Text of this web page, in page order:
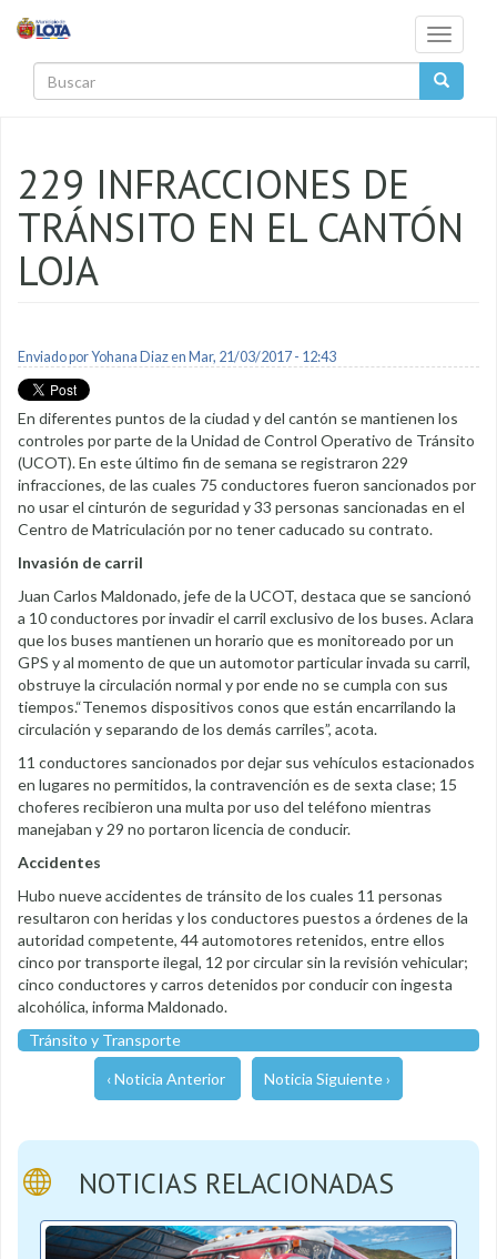
Toggle
229 INFRACCIONES DE
TRÁNSITO EN EL CANTÓN
LOJA
Enviado porYohana Diazen Mar, 21/03/2017 - 12:43
En diferentes puntos de la ciudad y del cantón se mantienen los
controles por parte de la Unidad de Control Operativo de Tránsito
(UCOT). En este último fin de semana se registraron 229
infracciones, de las cuales 75 conductores fueron sancionados por
no usar el cinturón de seguridad y 33 personas sancionadas en el
Centro de Matriculación por no tener caducado su contrato.
Invasión de carril
Juan Carlos Maldonado, jefe de la UCOT, destaca que se sancionó
a 10 conductores por invadir el carril exclusivo de los buses. Aclara
que los buses mantienen un horario que es monitoreado por un
GPS y al momento de que un automotor particular invada su carril,
obstruye la circulación normal y por ende no se cumpla con sus
tiempos.“Tenemos dispositivos conos que están encarrilando la
circulación y separando de los demás carriles”, acota.
11 conductores sancionados por dejar sus vehículos estacionados
en lugares no permitidos, la contravención es de sexta clase; 15
choferes recibieron una multa por uso del teléfono mientras
manejaban y 29 no portaron licencia de conducir.
Accidentes
Hubo nueve accidentes de tránsito de los cuales 11 personas
resultaron con heridas y los conductores puestos a órdenes de la
autoridad competente, 44 automotores retenidos, entre ellos
cinco por transporte ilegal, 12 por circular sin la revisión vehicular;
cinco conductores y carros detenidos por conducir con ingesta
alcohólica, informa Maldonado.
Tránsito y Transporte
‹ Noticia Anterior Noticia Siguiente ›
NOTICIAS RELACIONADAS